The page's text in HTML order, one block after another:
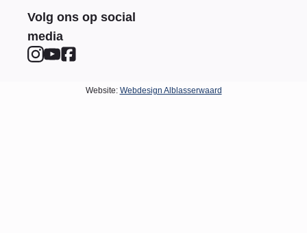
Volg ons op social
media
Website: Webdesign Alblasserwaard